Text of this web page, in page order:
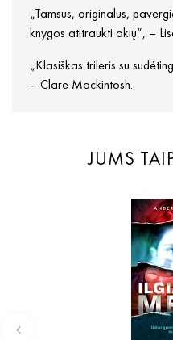
„Tamsus, originalus,
knygos atitraukti akių“, –
„Klasiškas trileris su
– Clare Mackintosh.
JUMS